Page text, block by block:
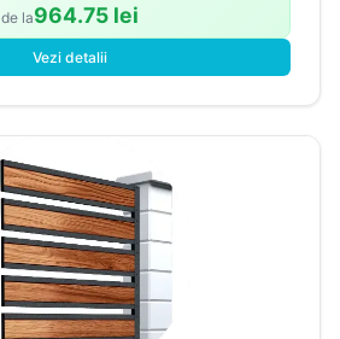
de la964.75 lei
Vezi detalii